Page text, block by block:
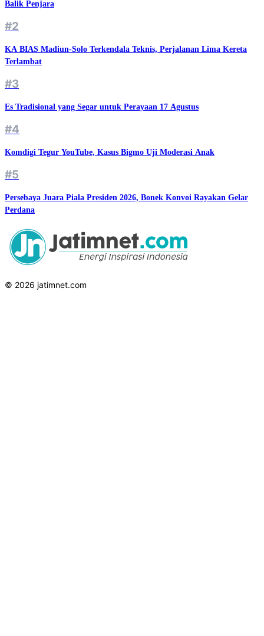
Balik Penjara
#2
KA BIAS Madiun-Solo Terkendala Teknis, Perjalanan Lima Kereta
Terlambat
#3
Es Tradisional yang Segar untuk Perayaan 17 Agustus
#4
Komdigi Tegur YouTube, Kasus Bigmo Uji Moderasi Anak
#5
Persebaya Juara Piala Presiden 2026, Bonek Konvoi Rayakan Gelar
Perdana
© 2026 jatimnet.com